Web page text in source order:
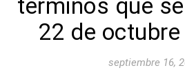
términos que
22 de
septiembre 16,